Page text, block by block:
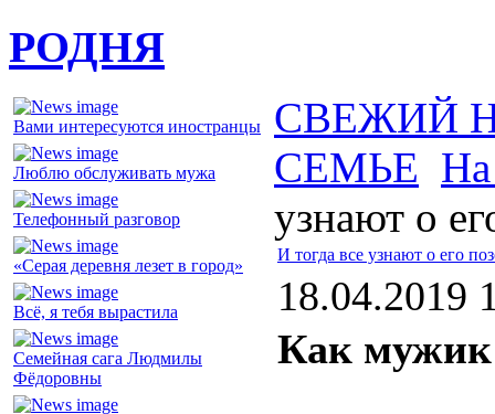
РОДНЯ
Вами интересуются иностранцы
Люблю обслуживать мужа
Телефонный разговор
«Серая деревня лезет в город»
Всё, я тебя вырастила
Семейная сага Людмилы
Фёдоровны
СВЕЖИЙ
СЕМЬЕ На
узнают о
И тогда все узнают о его
18.04.2019
Как мужик